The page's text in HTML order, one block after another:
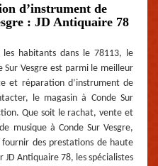
d’instrument de
: JD Antiquaire 78
habitants dans le 78113, le
Sur Vesgre est parmi le meilleur
et réparation d’instrument de
le magasin à Conde Sur
Que soit le rachat, vente et
musique à Conde Sur Vesgre,
fournir des prestations de haute
Antiquaire 78, les spécialistes